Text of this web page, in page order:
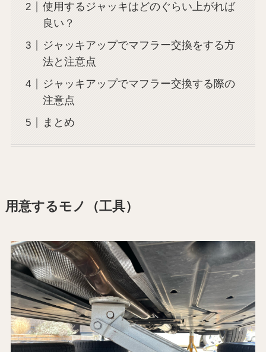
使用するジャッキはどのぐらい上がれば
良い？
ジャッキアップでマフラー交換をする方
法と注意点
ジャッキアップでマフラー交換する際の
注意点
まとめ
用意するモノ（工具）